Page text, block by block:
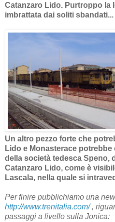
Catanzaro Lido. Purtroppo la
imbrattata dai soliti sbandati...
Un altro pezzo forte che
Lido e Monasterace
della società tedesca Speno,
Catanzaro Lido, come è
Lascala, nella quale si
Per finire pubblichiamo una
http://www.trenitalia.com/,
passaggi a livello sulla Jonica: